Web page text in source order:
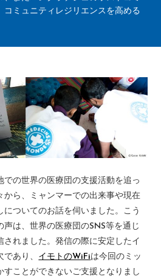
コミュニティレジリエンスを高める
での世界の医療団の支援活動を追っ
から、ミャンマーでの出来事や現在
ついてのお話を伺いました。こう
声は、世界の医療団のSNS等を通じ
されました。発信の際に安定したイ
あり、 イモトのWiFiは今回のミッ
すことができないご支援となりまし